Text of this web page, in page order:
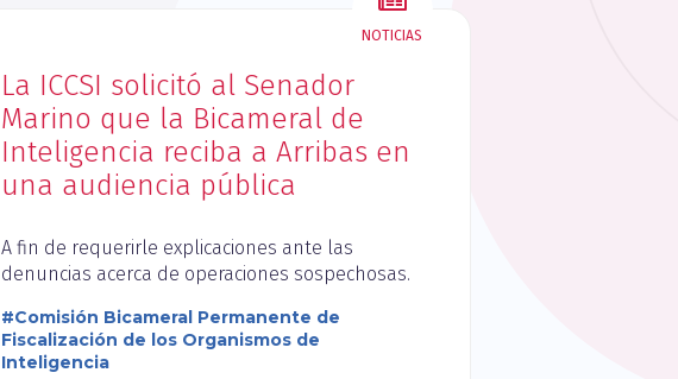
NOTICIAS
La ICCSI solicitó al Senador
Marino que la Bicameral de
Inteligencia reciba a Arribas en
una audiencia pública
A fin de requerirle explicaciones ante las
denuncias acerca de operaciones sospechosas.
#Comisión Bicameral Permanente de
Fiscalización de los Organismos de
Inteligencia